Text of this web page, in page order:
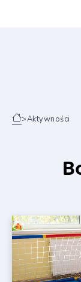
>Aktywności